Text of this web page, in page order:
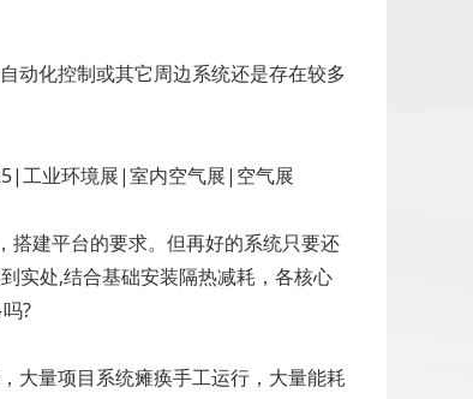
动化控制或其它周边系统还是存在较多
搭建平台的要求。但再好的系统只要还
实处,结合基础安装隔热减耗，各核心
?
大量项目系统瘫痪手工运行，大量能耗